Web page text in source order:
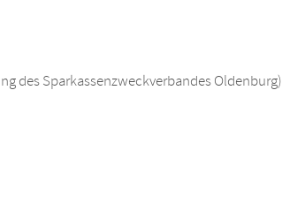
des Sparkassenzweckverbandes Oldenburg)